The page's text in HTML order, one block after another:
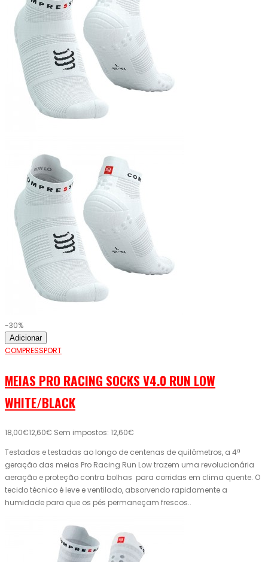
-30%
Adicionar
COMPRESSPORT
MEIAS PRO RACING SOCKS V4.0 RUN LOW
WHITE/BLACK
18,00€12,60€ Sem impostos: 12,60€
Testadas e testadas ao longo de centenas de quilômetros, a 4ª
geração das meias Pro Racing Run Low trazem uma revolucionária
aeração e proteção contra bolhas para corridas em clima quente. O
tecido técnico é leve e ventilado, absorvendo rapidamente a
humidade para que os pés permaneçam frescos..